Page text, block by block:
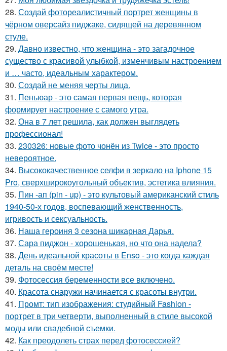
28. Создай фотореалистичный портрет женщины в
чёрном оверсайз пиджаке, сидящей на деревянном
стуле.
29. Давно известно, что женщина - это загадочное
существо с красивой улыбкой, изменчивым настроением
и … часто, идеальным характером.
30. Создай не меняя черты лица.
31. Пеньюар - это самая первая вещь, которая
формирует настроение с самого утра.
32. Она в 7 лет решила, как должен выглядеть
профессионал!
33. 230326: новые фото чонён из Twice - это просто
невероятное.
34. Высококачественное селфи в зеркало на Iphone 15
Pro, сверхширокоугольный объектив, эстетика влияния.
35. Пин -ап (pin - up) - это культовый американский стиль
1940-50-х годов, воспевающий женственность,
игривость и сексуальность.
36. Наша героиня 3 сезона шикарная Дарья.
37. Сара пиджон - хорошенькая, но что она надела?
38. День идеальной красоты в Enso - это когда каждая
деталь на своём месте!
39. Фотосессия беременности все включено.
40. Красота снаружи начинается с красоты внутри.
41. Промт: тип изображения: студийный Fashion -
портрет в три четверти, выполненный в стиле высокой
моды или свадебной съемки.
42. Как преодолеть страх перед фотосессией?